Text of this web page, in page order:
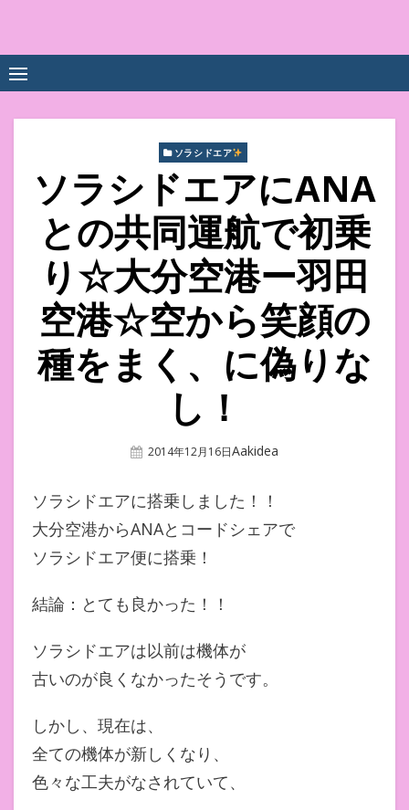
content
数UPｽｸｰﾙ
ソラシドエア
ソラシドエアにANA
との共同運航で初乗
り☆大分空港ー羽田
空港☆空から笑顔の
種をまく、に偽りな
し！
Posted
2014年12月16日Author
Aakidea
ソラシドエアに搭乗しました！！
大分空港からANAとコードシェアで
ソラシドエア便に搭乗！
結論：とても良かった！！
ソラシドエアは以前は機体が
古いのが良くなかったそうです。
しかし、現在は、
全ての機体が新しくなり、
色々な工夫がなされていて、